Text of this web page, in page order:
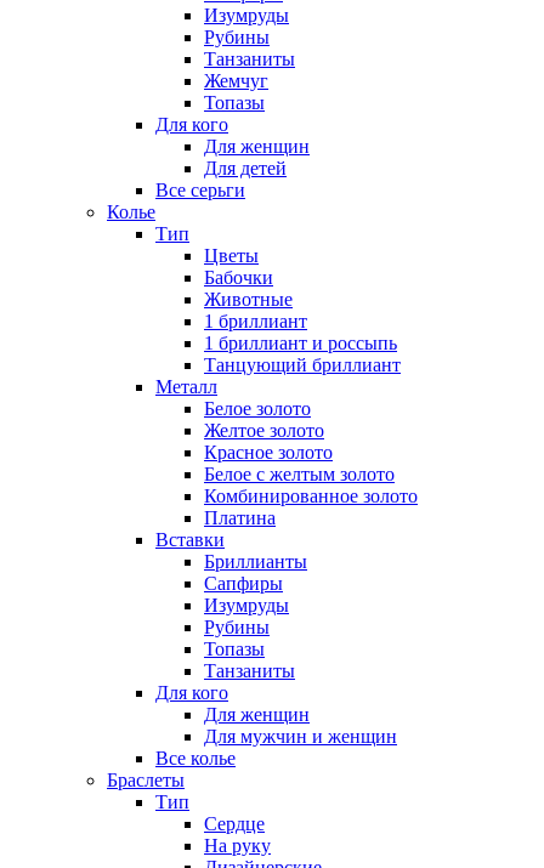
Изумруды
Рубины
Танзаниты
Жемчуг
Топазы
Для кого
Для женщин
Для детей
Все серьги
Колье
Тип
Цветы
Бабочки
Животные
1 бриллиант
1 бриллиант и россыпь
Танцующий бриллиант
Металл
Белое золото
Желтое золото
Красное золото
Белое с желтым золото
Комбинированное золото
Платина
Вставки
Бриллианты
Сапфиры
Изумруды
Рубины
Топазы
Танзаниты
Для кого
Для женщин
Для мужчин и женщин
Все колье
Браслеты
Тип
Сердце
На руку